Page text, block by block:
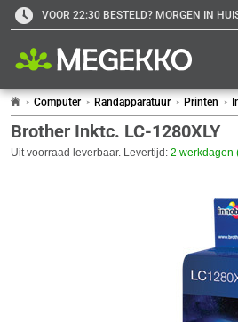
VOOR 22:30 BESTELD? MORGEN IN
Computer Randapparatuur Printen
Brother Inktc. LC-1280XLY
Uit voorraad leverbaar. Levertijd: 2 werkdagen